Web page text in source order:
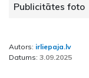
Publicitātes foto
Autors: irliepaja.lv
Datums: 3.09.2025